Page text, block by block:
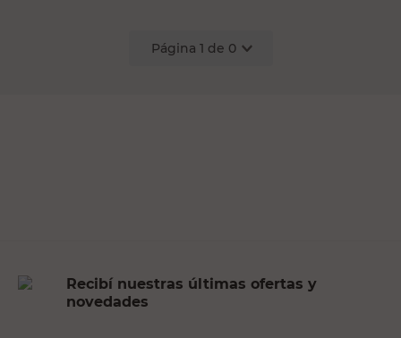
Página 1 de 0
Recibí nuestras últimas ofertas y
novedades